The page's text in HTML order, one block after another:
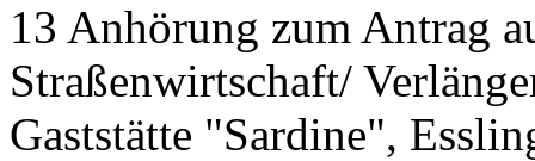
13 Anhörung zum Antrag
Straßenwirtschaft/
Gaststätte "Sardine",